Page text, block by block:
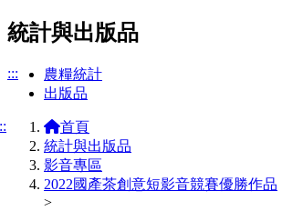
統計與出版品
:::
農糧統計
出版品
首頁
統計與出版品
影音專區
2022國產茶創意短影音競賽優勝作品
>